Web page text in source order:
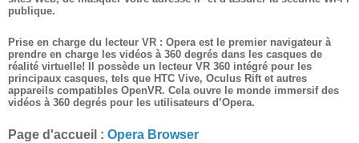
publique.
Prise en charge du lecteur VR : Opera est le premier navigateur à
prendre en charge les vidéos à 360 degrés dans les casques de
réalité virtuelle! Il possède un lecteur VR 360 intégré pour les
principaux casques, tels que HTC Vive, Oculus Rift et autres
appareils compatibles OpenVR. Cela ouvre le monde immersif des
vidéos à 360 degrés pour les utilisateurs d’Opera.
Page d'accueil : Opera Browser